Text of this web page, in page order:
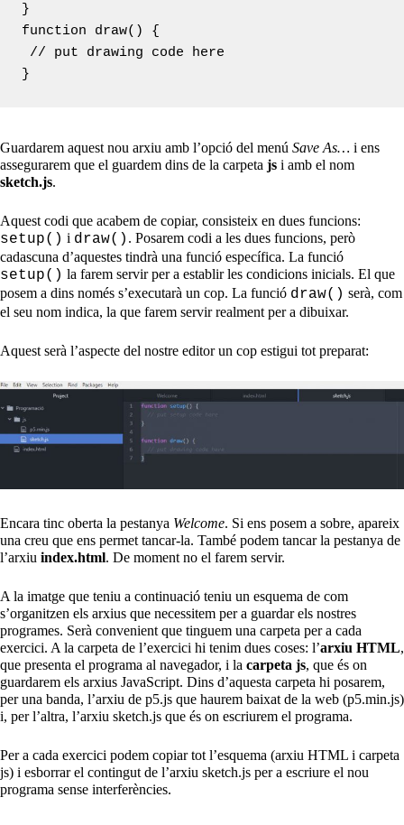
}
function draw() {
// put drawing code here
}
Guardarem aquest nou arxiu amb l’opció del menú Save As… i ens
assegurarem que el guardem dins de la carpeta js i amb el nom
sketch.js.
Aquest codi que acabem de copiar, consisteix en dues funcions:
setup() i draw() . Posarem codi a les dues funcions, però
cadascuna d’aquestes tindrà una funció específica. La funció
setup() la farem servir per a establir les condicions inicials. El que
posem a dins només s’executarà un cop. La funció draw() serà, com
el seu nom indica, la que farem servir realment per a dibuixar.
Aquest serà l’aspecte del nostre editor un cop estigui tot preparat:
Encara tinc oberta la pestanya Welcome. Si ens posem a sobre, apareix
una creu que ens permet tancar-la. També podem tancar la pestanya de
l’arxiu index.html. De moment no el farem servir.
A la imatge que teniu a continuació teniu un esquema de com
s’organitzen els arxius que necessitem per a guardar els nostres
programes. Serà convenient que tinguem una carpeta per a cada
exercici. A la carpeta de l’exercici hi tenim dues coses: l’arxiu HTML,
que presenta el programa al navegador, i la carpeta js, que és on
guardarem els arxius JavaScript. Dins d’aquesta carpeta hi posarem,
per una banda, l’arxiu de p5.js que haurem baixat de la web (p5.min.js)
i, per l’altra, l’arxiu sketch.js que és on escriurem el programa.
Per a cada exercici podem copiar tot l’esquema (arxiu HTML i carpeta
js) i esborrar el contingut de l’arxiu sketch.js per a escriure el nou
programa sense interferències.